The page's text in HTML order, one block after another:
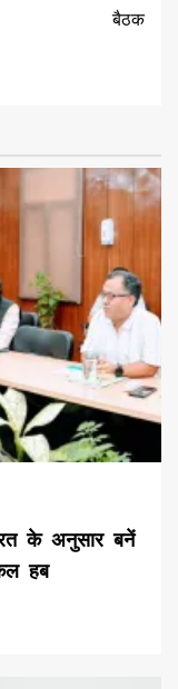
बैठक
के अनुसार बनें
हब